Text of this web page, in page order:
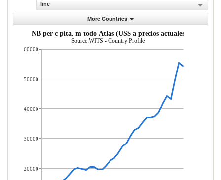
line
More Countries
INB per c pita, m todo Atlas (US$ a precios actuales)
Source:WITS - Country Profile
60000
50000
40000
30000
20000